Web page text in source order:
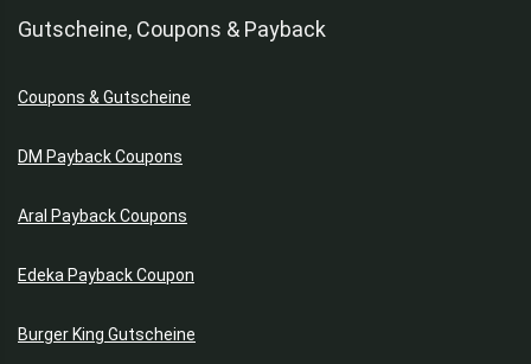
Gutscheine, Coupons & Payback
Coupons & Gutscheine
DM Payback Coupons
Aral Payback Coupons
Edeka Payback Coupon
Burger King Gutscheine